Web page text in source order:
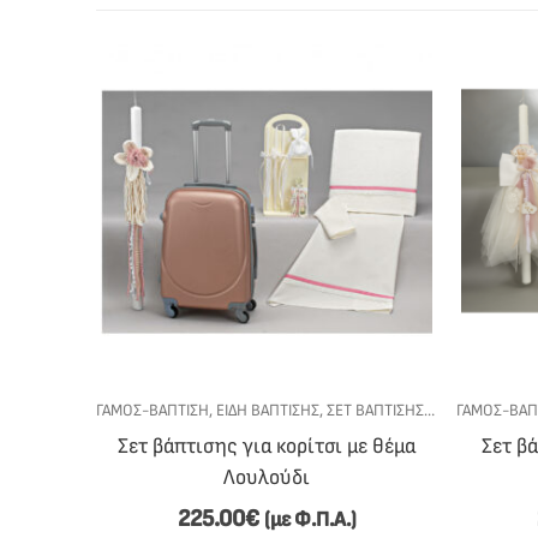
ΓΆΜΟΣ-ΒΆΠΤΙΣΗ, ΕΊΔΗ ΒΆΠΤΙΣΗΣ,ΣΕΤ ΒΆΠΤΙΣΗΣ,ΣΕΤ ΒΆΠΤΙΣΗΣ
Σετ βάπτισης για κορίτσι με θέμα
Λουλούδι
225.00€ (με Φ.Π.Α.)
ΓΆΜΟΣ-
Σετ